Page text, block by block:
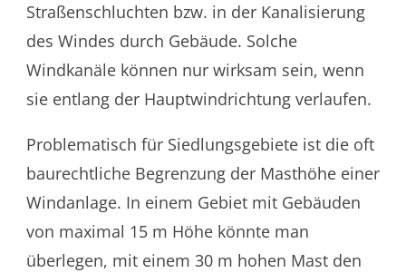
Straßenschluchten bzw. in der Kanalisierung
des Windes durch Gebäude. Solche
Windkanäle können nur wirksam sein, wenn
sie entlang der Hauptwindrichtung verlaufen.
Problematisch für Siedlungsgebiete ist die oft
baurechtliche Begrenzung der Masthöhe einer
Windanlage. In einem Gebiet mit Gebäuden
von maximal 15 m Höhe könnte man
überlegen, mit einem 30 m hohen Mast den